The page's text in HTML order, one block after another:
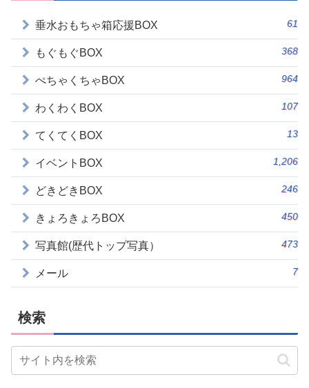
垂水おもちゃ箱応援BOX 61
もぐもぐBOX 368
ぺちゃくちゃBOX 964
わくわくBOX 107
てくてくBOX 13
イベントBOX 1,206
どきどきBOX 246
きょろきょろBOX 450
写真館(歴代トップ写真） 473
メール 7
検索